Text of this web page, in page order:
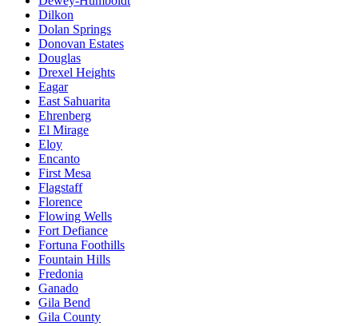
Dilkon
Dolan Springs
Donovan Estates
Douglas
Drexel Heights
Eagar
East Sahuarita
Ehrenberg
El Mirage
Eloy
Encanto
First Mesa
Flagstaff
Florence
Flowing Wells
Fort Defiance
Fortuna Foothills
Fountain Hills
Fredonia
Ganado
Gila Bend
Gila County